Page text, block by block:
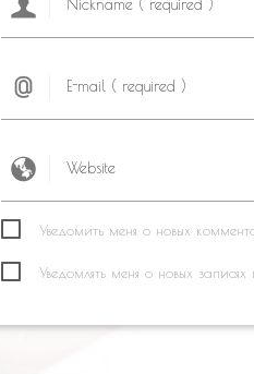
Уведомить меня о новых
Уведомлять меня о новых записях